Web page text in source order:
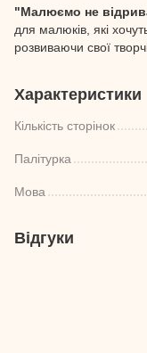
"Малюємо не
для малюків, які
розвиваючи свої
Характеристики
Кількість сторінок
Палітурка
Мова
Відгуки